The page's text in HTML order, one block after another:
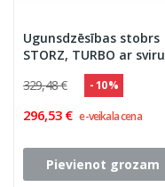
Ugunsdzēsības stobrs
STORZ, TURBO ar sviru
un rokturi
329,48 € - 10 %
296,53 € e-veikala cena
Pievienot grozam